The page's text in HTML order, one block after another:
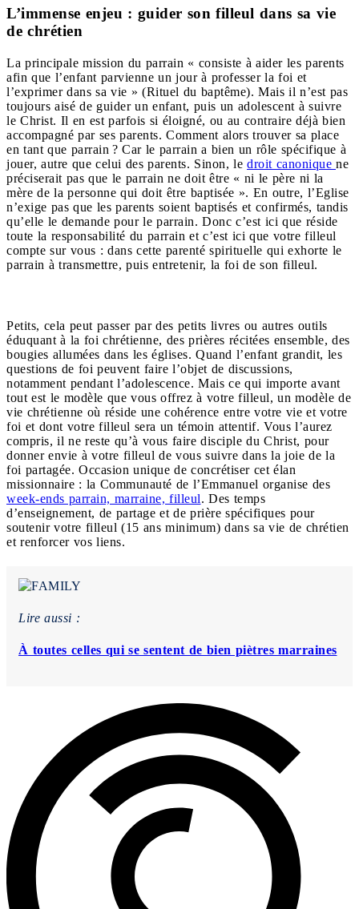
L’immense enjeu : guider son filleul dans sa vie
de chrétien
La principale mission du parrain « consiste à aider les parents
afin que l’enfant parvienne un jour à professer la foi et
l’exprimer dans sa vie » (Rituel du baptême). Mais il n’est pas
toujours aisé de guider un enfant, puis un adolescent à suivre
le Christ. Il en est parfois si éloigné, ou au contraire déjà bien
accompagné par ses parents. Comment alors trouver sa place
en tant que parrain ? Car le parrain a bien un rôle spécifique à
jouer, autre que celui des parents. Sinon, le droit canonique ne
préciserait pas que le parrain ne doit être « ni le père ni la
mère de la personne qui doit être baptisée ». En outre, l’Eglise
n’exige pas que les parents soient baptisés et confirmés, tandis
qu’elle le demande pour le parrain. Donc c’est ici que réside
toute la responsabilité du parrain et c’est ici que votre filleul
compte sur vous : dans cette parenté spirituelle qui exhorte le
parrain à transmettre, puis entretenir, la foi de son filleul.
Petits, cela peut passer par des petits livres ou autres outils
éduquant à la foi chrétienne, des prières récitées ensemble, des
bougies allumées dans les églises. Quand l’enfant grandit, les
questions de foi peuvent faire l’objet de discussions,
notamment pendant l’adolescence. Mais ce qui importe avant
tout est le modèle que vous offrez à votre filleul, un modèle de
vie chrétienne où réside une cohérence entre votre vie et votre
foi et dont votre filleul sera un témoin attentif. Vous l’aurez
compris, il ne reste qu’à vous faire disciple du Christ, pour
donner envie à votre filleul de vous suivre dans la joie de la
foi partagée. Occasion unique de concrétiser cet élan
missionnaire : la Communauté de l’Emmanuel organise des
week-ends parrain, marraine, filleul. Des temps
d’enseignement, de partage et de prière spécifiques pour
soutenir votre filleul (15 ans minimum) dans sa vie de chrétien
et renforcer vos liens.
Lire aussi :
À toutes celles qui se sentent de bien piètres marraines